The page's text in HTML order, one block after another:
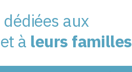
dédiées aux
et à leurs familles